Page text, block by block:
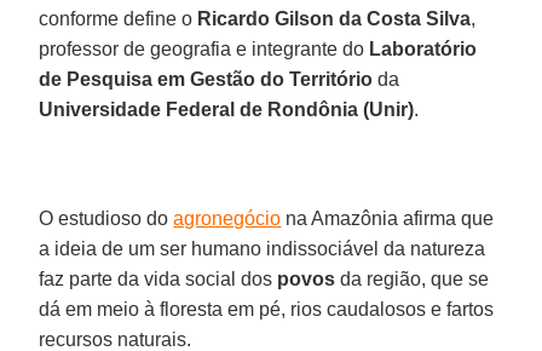
conforme define o Ricardo Gilson da Costa Silva,
professor de geografia e integrante do Laboratório
de Pesquisa em Gestão do Território da
Universidade Federal de Rondônia (Unir).
O estudioso doagronegócio na Amazônia afirma que
a ideia de um ser humano indissociável da natureza
faz parte da vida social dos povos da região, que se
dá em meio à floresta em pé, rios caudalosos e fartos
recursos naturais.